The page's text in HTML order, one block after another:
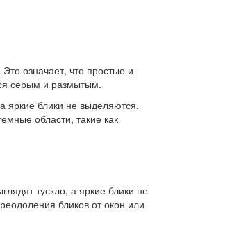
означает, что простые и
серым и размытым.
яркие блики не выделяются.
области, такие как
тускло, а яркие блики не
бликов от окон или